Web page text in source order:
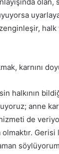
halk
karnını
halkının
anne
de
Gerisi